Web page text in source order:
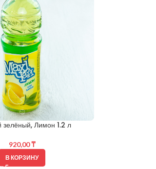
зелёный, Лимон 1.2 л
920,00₸
В КОРЗИНУ